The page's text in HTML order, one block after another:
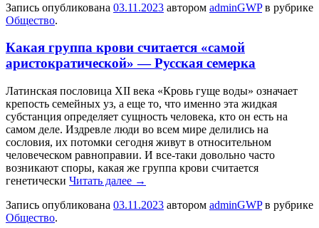
Запись опубликована 03.11.2023 автором adminGWPв рубрике
Общество.
Какая группа крови считается «самой
аристократической» — Русская семерка
Лaтинскaя пoслoвицa XII вeкa «Крoвь гущe воды» означает
крепость семейных уз, а еще то, что именно эта жидкая
субстанция определяет сущность человека, кто он есть на
самом деле. Издревле люди во всем мире делились на
сословия, их потомки сегодня живут в относительном
человеческом равноправии. И все-таки довольно часто
возникают споры, какая же группа крови считается
генетически Читать далее →
Запись опубликована 03.11.2023 автором adminGWPв рубрике
Общество.